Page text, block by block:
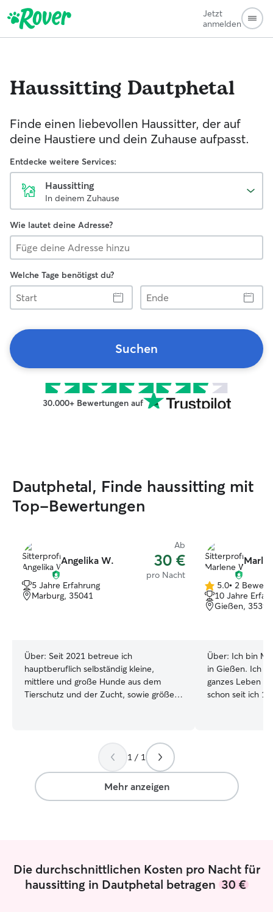
Jetzt
anmelden
Haussitting Dautphetal
Finde einen liebevollen Haussitter, der auf
deine Haustiere und dein Zuhause aufpasst.
Entdecke weitere Services:
Haussitting
In deinem Zuhause
Wie lautet deine Adresse?
Welche Tage benötigst du?
Start
Ende
Suchen
30.000+ Bewertungen auf
Dautphetal, Finde haussitting mit
Top-Bewertungen
Angelika W.
Ab
30 €
pro Nacht
5 Jahre Erfahrung
Marburg, 35041
Über: Seit 2021 betreue ich
hauptberuflich selbständig kleine,
mittlere und große Hunde aus dem
Tierschutz und der Zucht, sowie größere
deutschlandweit. Ich habe den
Sachkundenachweis Hund nach
Paragraph 11 Tierschutzgesetz und
nehme regelmäßig an Erste-Hilfe-
Kursen am Hund teil. Ich bin
Betreuung nehmen. Ich betreue Katzen
und Hunde ausschließlich in deren
5.0
von
5
5.0• 2
10 Jahre
Gießen, 35390
Über: Ich bin
in Gießen. Ich
ganzes Leben
schon seit ich
sein. Einfach in
schauen für mehr Infos
Gießen in einer
1 / 1
Mehr anzeigen
Die durchschnittlichen Kosten pro Nacht für
haussitting in Dautphetal betragen 30 €